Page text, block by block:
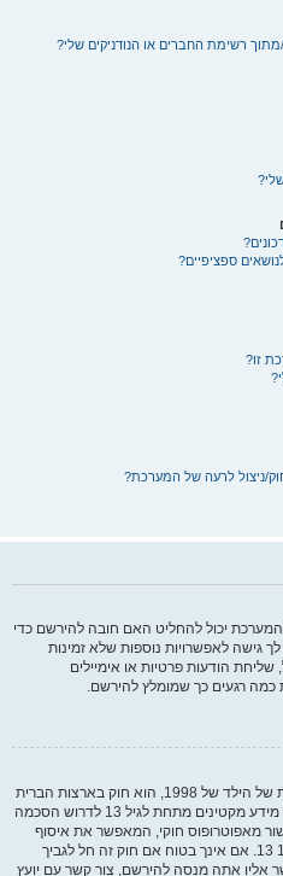
רשימת החברים או הנודניקים שלי?
ספציפיים?
זו?
ניצול לרעה של המערכת?
יכול להחליט האם חובה להירשם כדי
גישה לאפשרויות נוספות שלא זמינות
הודעות פרטיות או אימיילים
רגעים כך שמומלץ להירשם.
COPPA, או החוק לפרטיות והגנה המקוונת של הילד של 1998, הוא חוק בארצות הברית
הדורש מאתרים ברשת אשר יכולים לאסוף מידע מקטינים מתחת לגיל 13 לדרוש הסכמה
מאפוטרופוס חוקי, המאפשר את איסוף
פרטי הזיהוי האישיים מקטין מתחת לגיל 14 13. אם אינך בטוח אם חוק זה חל לגביך
אליו אתה מנסה להירשם, צור קשר עם יועץ